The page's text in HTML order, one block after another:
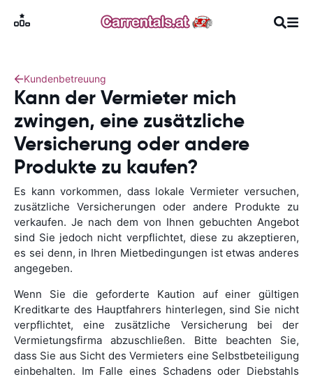
Kundenbetreuung
Kann der Vermieter mich
zwingen, eine zusätzliche
Versicherung oder andere
Produkte zu kaufen?
Es kann vorkommen, dass lokale Vermieter versuchen,
zusätzliche Versicherungen oder andere Produkte zu
verkaufen. Je nach dem von Ihnen gebuchten Angebot
sind Sie jedoch nicht verpflichtet, diese zu akzeptieren,
es sei denn, in Ihren Mietbedingungen ist etwas anderes
angegeben.
Wenn Sie die geforderte Kaution auf einer gültigen
Kreditkarte des Hauptfahrers hinterlegen, sind Sie nicht
verpflichtet, eine zusätzliche Versicherung bei der
Vermietungsfirma abzuschließen. Bitte beachten Sie,
dass Sie aus Sicht des Vermieters eine Selbstbeteiligung
einbehalten. Im Falle eines Schadens oder Diebstahls